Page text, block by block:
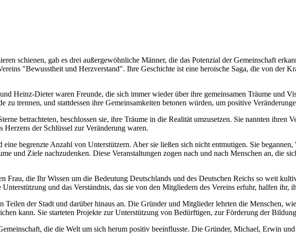
schienen, gab es drei außergewöhnliche Männer, die das Potenzial der Gemeinschaft
"Bewusstheit und Herzverstand". Ihre Geschichte ist eine heroische Saga, die von der
Heinz-Dieter waren Freunde, die sich immer wieder über ihre gemeinsamen Träume und
trennen, und stattdessen ihre Gemeinsamkeiten betonen würden, um positive
betrachteten, beschlossen sie, ihre Träume in die Realität umzusetzen. Sie nannten ihren
Herzens der Schlüssel zur Veränderung waren.
begrenzte Anzahl von Unterstützern. Aber sie ließen sich nicht entmutigen. Sie begannen,
und Ziele nachzudenken. Diese Veranstaltungen zogen nach und nach Menschen an, die
Frau, die Ihr Wissen um die Bedeutung Deutschlands und des Deutschen Reichs so weit
und das Verständnis, das sie von den Mitgliedern des Vereins erfuhr, halfen ihr,
der Stadt und darüber hinaus an. Die Gründer und Mitglieder lehrten die Menschen,
kann. Sie starteten Projekte zur Unterstützung von Bedürftigen, zur Förderung der
die die Welt um sich herum positiv beeinflusste. Die Gründer, Michael, Erwin